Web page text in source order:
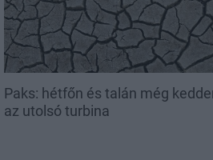
Paks: hétfőn és talán még
az utolsó turbina